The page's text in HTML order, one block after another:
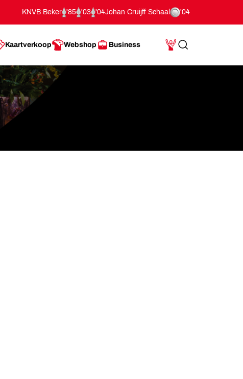
KNVB Beker '85 '03 '04Johan Cruijff Schaal '04
Kaartverkoop Webshop Business
Mijn Account
Search